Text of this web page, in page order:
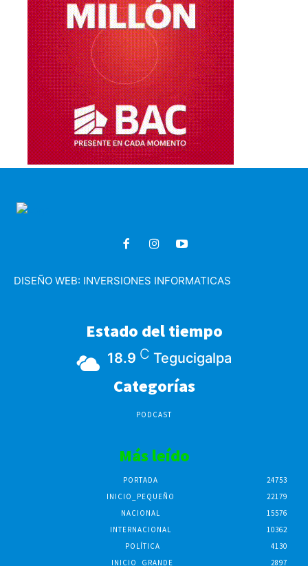
DISEÑO WEB: INVERSIONES INFORMATICAS
Estado del tiempo
18.9 C Tegucigalpa
Categorías
PODCAST
Más leído
PORTADA
24753
INICIO_PEQUEÑO
22179
NACIONAL
15576
INTERNACIONAL
10362
POLÍTICA
4130
INICIO_GRANDE
2897